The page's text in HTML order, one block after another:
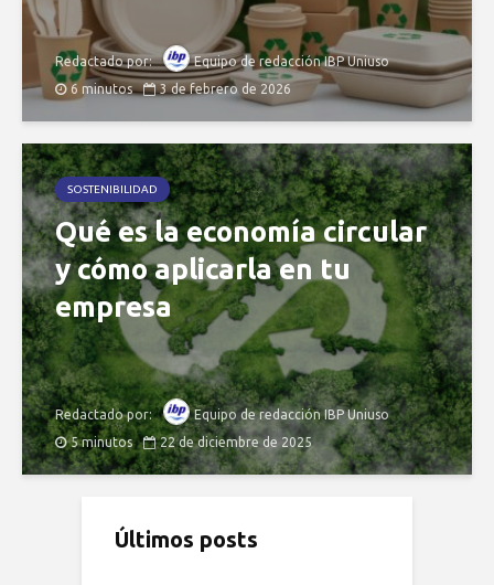
Redactado por:
Equipo de redacción IBP Uniuso
6 minutos
3 de febrero de 2026
SOSTENIBILIDAD
Qué es la economía circular
y cómo aplicarla en tu
empresa
Redactado por:
Equipo de redacción IBP Uniuso
5 minutos
22 de diciembre de 2025
Últimos posts